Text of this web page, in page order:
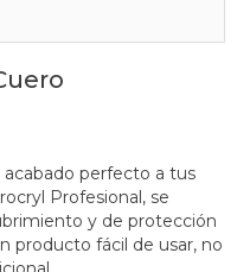
acabado perfecto a tus
Profesional, se
y de protección
producto fácil de usar, no